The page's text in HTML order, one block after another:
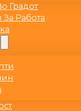
Градот
За Работа